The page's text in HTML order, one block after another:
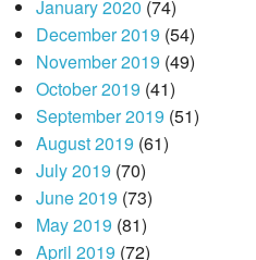
January 2020 (74)
December 2019 (54)
November 2019 (49)
October 2019 (41)
September 2019 (51)
August 2019 (61)
July 2019 (70)
June 2019 (73)
May 2019 (81)
April 2019 (72)